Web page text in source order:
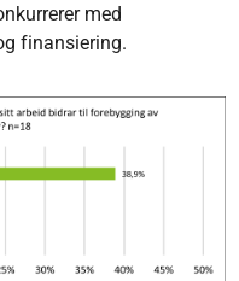
med
finansiering.